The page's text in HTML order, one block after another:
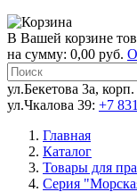
В Вашей корзине
на сумму: 0,00 руб.
ул.Бекетова 3а, корп.
ул.Чкалова 39: +7
Главная
Каталог
Товары для
Серия